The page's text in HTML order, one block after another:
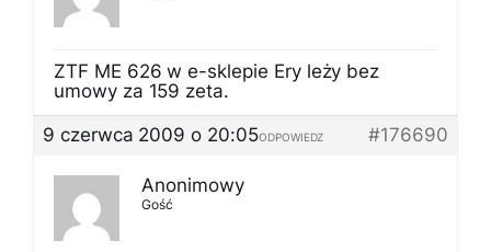
ZTF ME 626 w e-sklepie Ery leży bez
umowy za 159 zeta.
9 czerwca 2009 o 20:05
#176690
ODPOWIEDZ
Anonimowy
Gość